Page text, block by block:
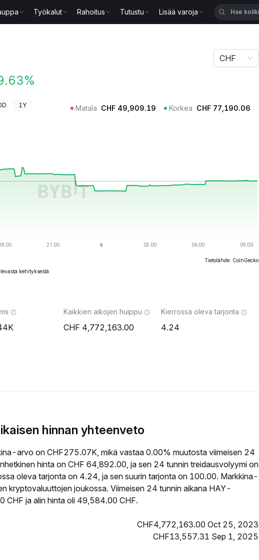
Työkalut Rahoitus Tutustu Lisää varoja
CHF
1Y Matala CHF 49,909.19 Korkea CHF 77,190.06
Tietolähde: CoinGecko
kehityksestä.
Kaikkien aikojen huippu
4,772,163.00
Kierrossa oleva tarjonta
4.24
hinnan yhteenveto
arvo on CHF275.07K, mikä vastaa 0.00% muutosta viimeisen 24
hinta on CHF 64,892.00, ja sen 24 tunnin treidausvolyymi on
oleva tarjonta on 4.24, ja sen suurin tarjonta on 100.00. Markkina-
kryptovaluuttojen joukossa. Viimeisen 24 tunnin aikana HAY-
CHF ja alin hinta oli 49,584.00 CHF.
CHF4,772,163.00 Oct 25, 2023
CHF13,557.31 Sep 1, 2025